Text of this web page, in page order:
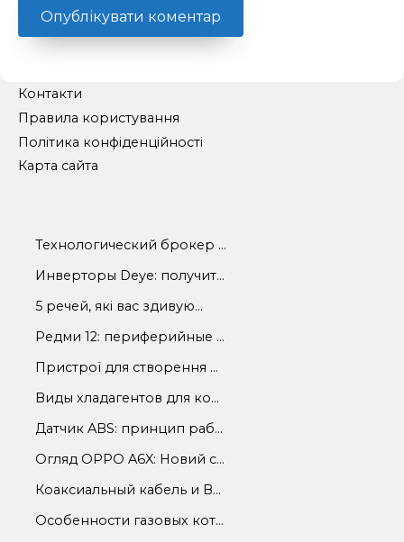
Контакти
Правила користування
Політика конфіденційності
Карта сайта
Технологический брокер ...
Инверторы Deye: получит...
5 речей, які вас здивую...
Редми 12: периферийные ...
Пристрої для створення ...
Виды хладагентов для ко...
Датчик ABS: принцип раб...
Огляд OPPO A6X: Новий с...
Коаксиальный кабель и В...
Особенности газовых кот...